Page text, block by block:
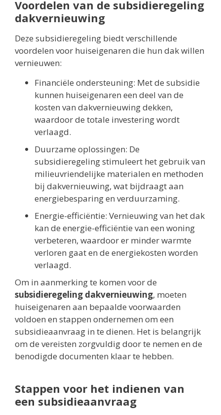
Voordelen van de subsidieregeling
dakvernieuwing
Deze subsidieregeling biedt verschillende
voordelen voor huiseigenaren die hun dak willen
vernieuwen:
Financiële ondersteuning: Met de subsidie
kunnen huiseigenaren een deel van de
kosten van dakvernieuwing dekken,
waardoor de totale investering wordt
verlaagd.
Duurzame oplossingen: De
subsidieregeling stimuleert het gebruik van
milieuvriendelijke materialen en methoden
bij dakvernieuwing, wat bijdraagt aan
energiebesparing en verduurzaming.
Energie-efficiëntie: Vernieuwing van het dak
kan de energie-efficiëntie van een woning
verbeteren, waardoor er minder warmte
verloren gaat en de energiekosten worden
verlaagd.
Om in aanmerking te komen voor de
subsidieregeling dakvernieuwing, moeten
huiseigenaren aan bepaalde voorwaarden
voldoen en stappen ondernemen om een
subsidieaanvraag in te dienen. Het is belangrijk
om de vereisten zorgvuldig door te nemen en de
benodigde documenten klaar te hebben.
Stappen voor het indienen van
een subsidieaanvraag